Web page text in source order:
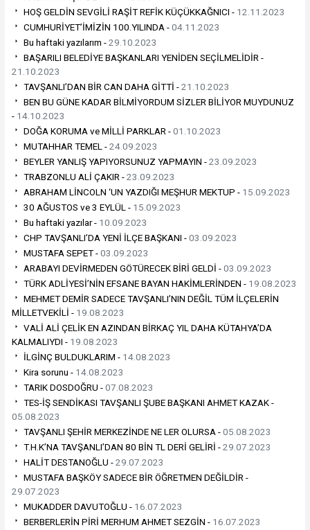
HOŞ GELDİN SEVGİLİ RAŞİT REFİK KÜÇÜKKAĞNICI - 12.11.2023
CUMHURİYET’İMİZİN 100.YILINDA -04.11.2023
Bu haftaki yazılarım -29.10.2023
BAŞARILI BELEDİYE BAŞKANLARI YENİDEN SEÇİLMELİDİR -
21.10.2023
TAVŞANLI’DAN BİR CAN DAHA GİTTİ -21.10.2023
BEN BU GÜNE KADAR BİLMİYORDUM SİZLER BİLİYOR MUYDUNUZ
- 14.10.2023
DOĞA KORUMA ve MİLLİ PARKLAR -01.10.2023
MUTAHHAR TEMEL -24.09.2023
BEYLER YANLIŞ YAPIYORSUNUZ YAPMAYIN -23.09.2023
TRABZONLU ALİ ÇAKIR -23.09.2023
ABRAHAM LİNCOLN ‘UN YAZDIĞI MEŞHUR MEKTUP - 15.09.2023
30 AĞUSTOS ve 3 EYLÜL - 15.09.2023
Bu haftaki yazılar - 10.09.2023
CHP TAVŞANLI’DA YENİ İLÇE BAŞKANI -03.09.2023
MUSTAFA SEPET -03.09.2023
ARABAYI DEVİRMEDEN GÖTÜRECEK BİRİ GELDİ -03.09.2023
TÜRK ADLİYESİ’NİN EFSANE BAYAN HAKİMLERİNDEN - 19.08.2023
MEHMET DEMİR SADECE TAVŞANLI’NIN DEĞİL TÜM İLÇELERİN
MİLLETVEKİLİ - 19.08.2023
VALİ ALİ ÇELİK EN AZINDAN BİRKAÇ YIL DAHA KÜTAHYA’DA
KALMALIYDI - 19.08.2023
İLGİNÇ BULDUKLARIM - 14.08.2023
Kira sorunu - 14.08.2023
TARIK DOSDOĞRU -07.08.2023
TES-İŞ SENDİKASI TAVŞANLI ŞUBE BAŞKANI AHMET KAZAK -
05.08.2023
TAVŞANLI ŞEHİR MERKEZİNDE NE LER OLURSA -05.08.2023
T.H.K’NA TAVŞANLI’DAN 80 BİN TL DERİ GELİRİ -29.07.2023
HALİT DESTANOĞLU -29.07.2023
MUSTAFA BAŞKÖY SADECE BİR ÖĞRETMEN DEĞİLDİR -
29.07.2023
MUKADDER DAVUTOĞLU - 16.07.2023
BERBERLERİN PİRİ MERHUM AHMET SEZGİN - 16.07.2023